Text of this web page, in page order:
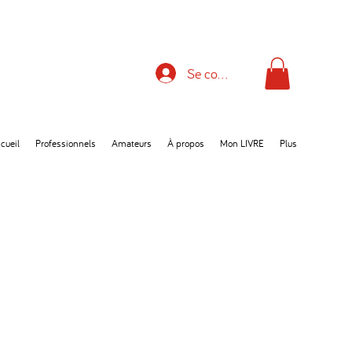
Se connecter
Professionnels Amateurs À propos Mon LIVRE Plus